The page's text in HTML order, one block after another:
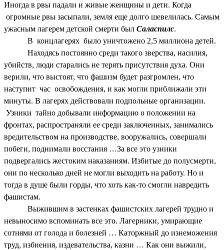
Иногда в рвы падали и живые женщины и дети. Когда
огромные рвы засыпали, земля еще долго шевелилась. Самым
ужасным лагерем детской смерти был Саласпилс.
В концлагерях было уничтожено 2,5 миллиона детей.
Находясь постоянно среди такого зверства, насилия,
убийств, люди старались не терять присутствия духа. Они
верили, что выстоят, что фашизм будет разгромлен, что
наступит час освобождения, и как могли приближали эти
минуты. В лагерях действовали подпольные организации.
Узники тайно добывали информацию о положении на
фронтах, распространяли ее среди заключенных, занимались
вредительством на производстве, вооружались, совершали
побеги, поднимали восстания …За все это узники
подвергались жестоким наказаниям. Избитые до полусмерти,
они по несколько дней не могли выходить на работу. Но и
тогда в душе были горды, что хоть как-то смогли навредить
фашистам.
Выжившим в застенках фашистских лагерей трудно и
невыносимо вспоминать все это. Лагерники, умирающие
сотнями от голода и болезней … Каторжный до изнеможения
труд, избиения, издевательства, казни … Как они выжили,